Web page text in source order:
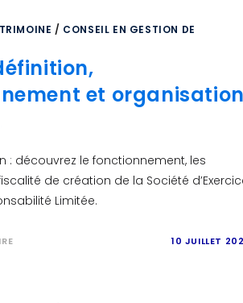
/ CONSEIL EN GESTION DE
et
: découvrez le fonctionnement, les
de création de la Société
Limitée.
10 JUILLET